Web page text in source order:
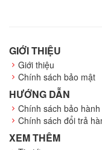
GIỚI THIỆU
Giới thiệu
Chính sách bảo mật
HƯỚNG DẪN
Chính sách bảo hành
Chính sách đổi trả
XEM THÊM